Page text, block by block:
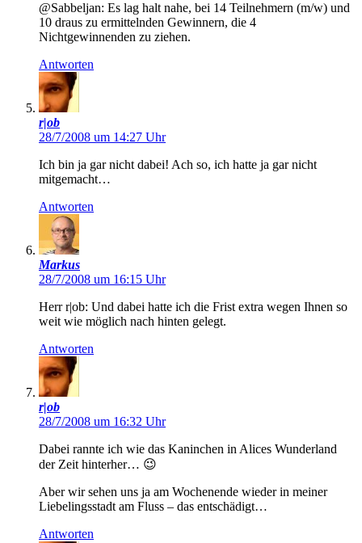
@Sabbeljan: Es lag halt nahe, bei 14 Teilnehmern (m/w) und
10 draus zu ermittelnden Gewinnern, die 4
Nichtgewinnenden zu ziehen.
Antworten
r|ob
28/7/2008 um 14:27 Uhr
Ich bin ja gar nicht dabei! Ach so, ich hatte ja gar nicht
mitgemacht…
Antworten
Markus
28/7/2008 um 16:15 Uhr
Herr r|ob: Und dabei hatte ich die Frist extra wegen Ihnen so
weit wie möglich nach hinten gelegt.
Antworten
r|ob
28/7/2008 um 16:32 Uhr
Dabei rannte ich wie das Kaninchen in Alices Wunderland
der Zeit hinterher… 😉
Aber wir sehen uns ja am Wochenende wieder in meiner
Liebelingsstadt am Fluss – das entschädigt…
Antworten